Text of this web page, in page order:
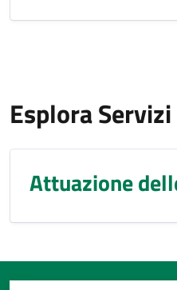
Esplora Servizi
Attuazione